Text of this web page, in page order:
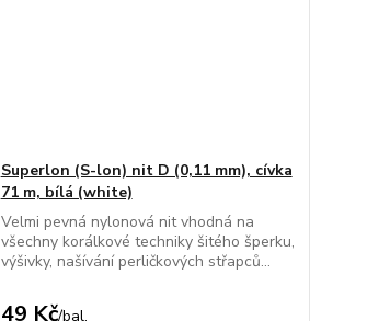
Superlon (S-lon) nit D (0,11 mm), cívka
71 m, bílá (white)
Velmi pevná nylonová nit vhodná na
všechny korálkové techniky šitého šperku,
výšivky, našívání perličkových střapců...
49 Kč/bal.